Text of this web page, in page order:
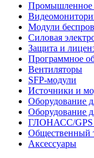
Промышленное
Модули
Силовая
Защита и
Программное
Вентиляторы
SFP-модули
Источники и
Оборудование
Оборудование
ГЛОНАСС/GPS
Общественный
Аксессуары